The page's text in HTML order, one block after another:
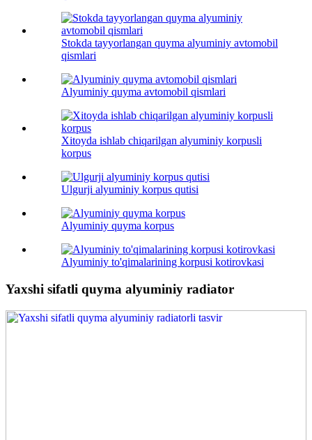
Stokda tayyorlangan quyma alyuminiy avtomobil
qismlari
Alyuminiy quyma avtomobil qismlari
Xitoyda ishlab chiqarilgan alyuminiy korpusli
korpus
Ulgurji alyuminiy korpus qutisi
Alyuminiy quyma korpus
Alyuminiy to'qimalarining korpusi kotirovkasi
Yaxshi sifatli quyma alyuminiy radiator